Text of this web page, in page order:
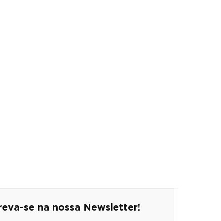
se na nossa Newsletter!